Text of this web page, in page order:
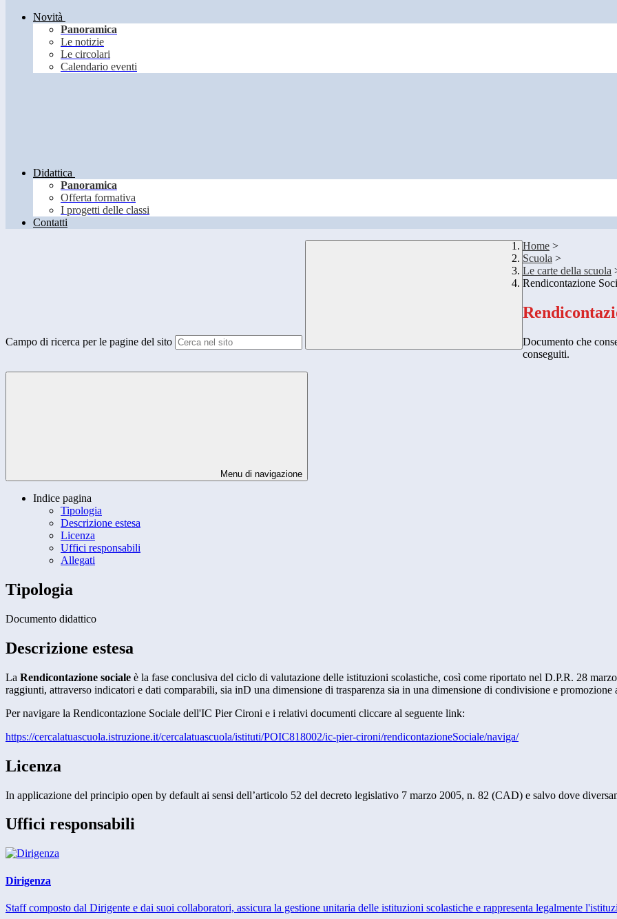
Novità
Panoramica
Le notizie
Le circolari
Calendario eventi
Didattica
Panoramica
Offerta formativa
I progetti delle classi
Contatti
Campo di ricerca per le pagine del sito
Home >
Scuola >
Le carte della scuola
Rendicontazione
Documento che
conseguiti.
Menu di navigazione
Indice pagina
Tipologia
Descrizione estesa
Licenza
Uffici responsabili
Allegati
Tipologia
Documento didattico
Descrizione estesa
La Rendicontazione sociale è la fase conclusiva del ciclo di valutazione delle istituzioni scolastiche, così come riportato nel D.P.R. 28
raggiunti, attraverso indicatori e dati comparabili, sia inD una dimensione di trasparenza sia in una dimensione di condivisione e
Per navigare la Rendicontazione Sociale dell'IC Pier Cironi e i relativi documenti cliccare al seguente link:
https://cercalatuascuola.istruzione.it/cercalatuascuola/istituti/POIC818002/ic-pier-cironi/rendicontazioneSociale/naviga/
Licenza
In applicazione del principio open by default ai sensi dell’articolo 52 del decreto legislativo 7 marzo 2005, n. 82 (CAD) e salvo dove
Uffici responsabili
Dirigenza
Staff composto dal Dirigente e dai suoi collaboratori, assicura la gestione unitaria delle istituzioni scolastiche e rappresenta legalmente